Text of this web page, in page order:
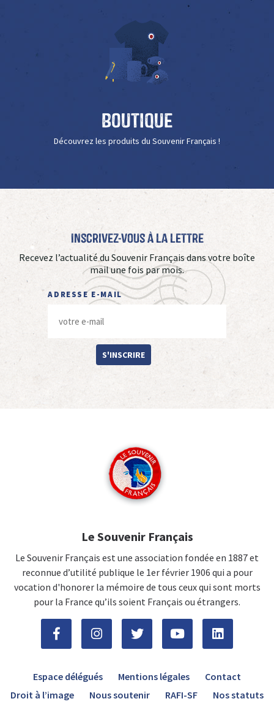
Boutique
Découvrez les produits du Souvenir Français !
Inscrivez-vous à La Lettre
Recevez l’actualité du Souvenir Français dans votre boîte
mail une fois par mois.
ADRESSE E-MAIL
S'INSCRIRE
Le Souvenir Français
Le Souvenir Français est une association fondée en 1887 et
reconnue d’utilité publique le 1er février 1906 qui a pour
vocation d'honorer la mémoire de tous ceux qui sont morts
pour la France qu’ils soient Français ou étrangers.
Espace délégués Mentions légales
Contact
Droit à l’image
Nous soutenir RAFI-SF Nos statuts